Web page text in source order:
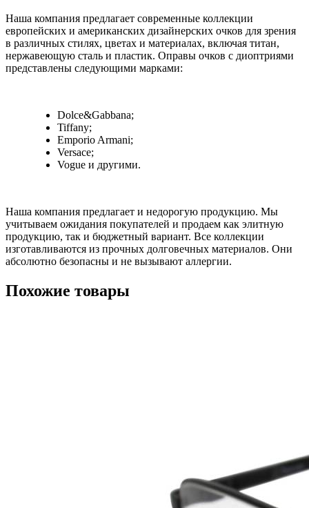
Наша компания предлагает современные коллекции
европейских и американских дизайнерских очков для зрения
в различных стилях, цветах и материалах, включая титан,
нержавеющую сталь и пластик. Оправы очков с диоптриями
представлены следующими марками:
Dolce&Gabbana;
Tiffany;
Emporio Armani;
Versace;
Vogue и другими.
Наша компания предлагает и недорогую продукцию. Мы
учитываем ожидания покупателей и продаем как элитную
продукцию, так и бюджетный вариант. Все коллекции
изготавливаются из прочных долговечных материалов. Они
абсолютно безопасны и не вызывают аллергии.
Похожие товары